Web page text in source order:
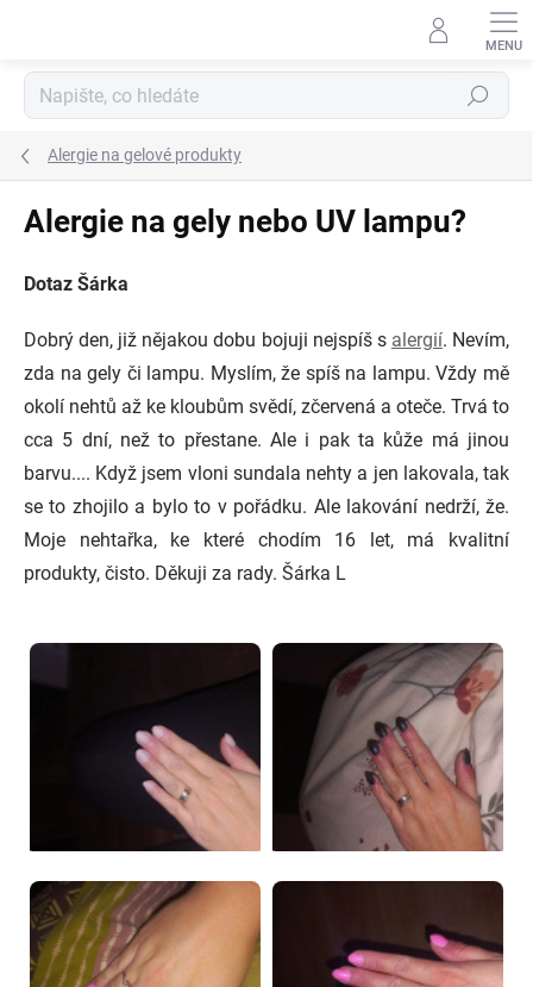
Hledat
Alergie na gelové produkty
Alergie na gely nebo UV lampu?
Dotaz Šárka
Dobrý den, již nějakou dobu bojuji nejspíš s alergií. Nevím,
zda na gely či lampu. Myslím, že spíš na lampu. Vždy mě
okolí nehtů až ke kloubům svědí, zčervená a oteče. Trvá to
cca 5 dní, než to přestane. Ale i pak ta kůže má jinou
barvu.... Když jsem vloni sundala nehty a jen lakovala, tak
se to zhojilo a bylo to v pořádku. Ale lakování nedrží, že.
Moje nehtařka, ke které chodím 16 let, má kvalitní
produkty, čisto. Děkuji za rady. Šárka L